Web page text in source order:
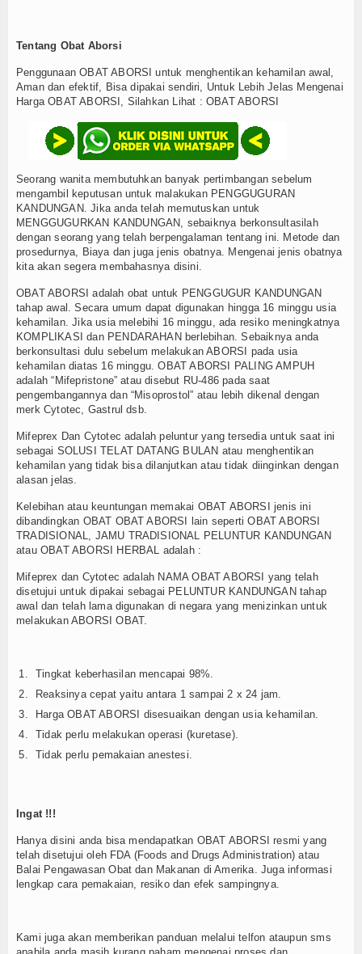
Tentang Obat Aborsi
Penggunaan OBAT ABORSI untuk menghentikan kehamilan awal,
Aman dan efektif, Bisa dipakai sendiri, Untuk Lebih Jelas Mengenai
Harga OBAT ABORSI, Silahkan Lihat : OBAT ABORSI
Seorang wanita membutuhkan banyak pertimbangan sebelum
mengambil keputusan untuk malakukan PENGGUGURAN
KANDUNGAN. Jika anda telah memutuskan untuk
MENGGUGURKAN KANDUNGAN, sebaiknya berkonsultasilah
dengan seorang yang telah berpengalaman tentang ini. Metode dan
prosedurnya, Biaya dan juga jenis obatnya. Mengenai jenis obatnya
kita akan segera membahasnya disini.
OBAT ABORSI adalah obat untuk PENGGUGUR KANDUNGAN
tahap awal. Secara umum dapat digunakan hingga 16 minggu usia
kehamilan. Jika usia melebihi 16 minggu, ada resiko meningkatnya
KOMPLIKASI dan PENDARAHAN berlebihan. Sebaiknya anda
berkonsultasi dulu sebelum melakukan ABORSI pada usia
kehamilan diatas 16 minggu. OBAT ABORSI PALING AMPUH
adalah “Mifepristone” atau disebut RU-486 pada saat
pengembangannya dan “Misoprostol” atau lebih dikenal dengan
merk Cytotec, Gastrul dsb.
Mifeprex Dan Cytotec adalah peluntur yang tersedia untuk saat ini
sebagai SOLUSI TELAT DATANG BULAN atau menghentikan
kehamilan yang tidak bisa dilanjutkan atau tidak diinginkan dengan
alasan jelas.
Kelebihan atau keuntungan memakai OBAT ABORSI jenis ini
dibandingkan OBAT OBAT ABORSI lain seperti OBAT ABORSI
TRADISIONAL, JAMU TRADISIONAL PELUNTUR KANDUNGAN
atau OBAT ABORSI HERBAL adalah :
Mifeprex dan Cytotec adalah NAMA OBAT ABORSI yang telah
disetujui untuk dipakai sebagai PELUNTUR KANDUNGAN tahap
awal dan telah lama digunakan di negara yang menizinkan untuk
melakukan ABORSI OBAT.
Tingkat keberhasilan mencapai 98%.
Reaksinya cepat yaitu antara 1 sampai 2 x 24 jam.
Harga OBAT ABORSI disesuaikan dengan usia kehamilan.
Tidak perlu melakukan operasi (kuretase).
Tidak perlu pemakaian anestesi.
Ingat !!!
Hanya disini anda bisa mendapatkan OBAT ABORSI resmi yang
telah disetujui oleh FDA (Foods and Drugs Administration) atau
Balai Pengawasan Obat dan Makanan di Amerika. Juga informasi
lengkap cara pemakaian, resiko dan efek sampingnya.
Kami juga akan memberikan panduan melalui telfon ataupun sms